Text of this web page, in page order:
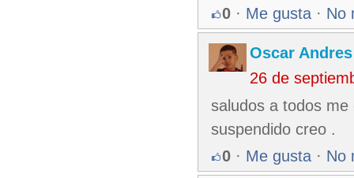
0 · Me gusta · No
Oscar Andres
26 de
saludos a todos
suspendido creo .
0 · Me gusta · No